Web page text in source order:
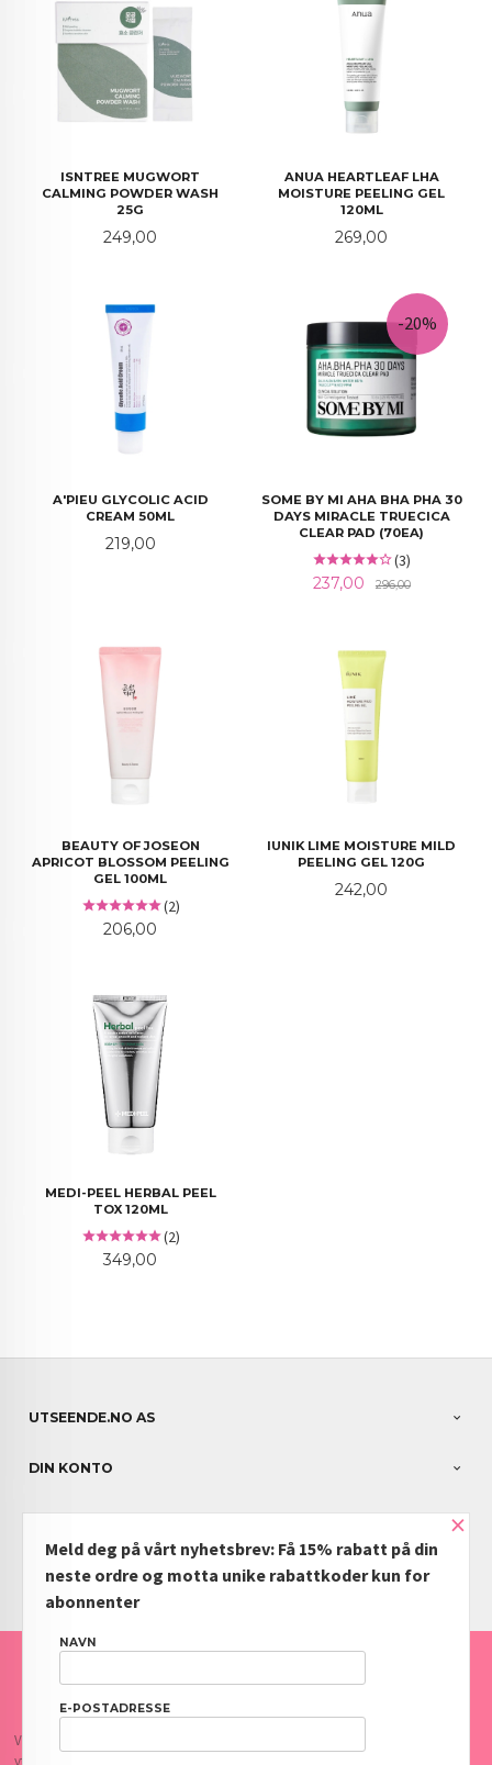
ISNTREE MUGWORT
CALMING POWDER WASH
25G
Pris
249,00
ANUA HEARTLEAF LHA
MOISTURE PEELING GEL
120ML
Pris
269,00
A'PIEU GLYCOLIC ACID
CREAM 50ML
Pris
219,00
SOME BY MI AHA BHA PHA 30
DAYS MIRACLE TRUECICA
CLEAR PAD (70EA)
(3)
Tilbud
237,00 296,00Rabatt
-20%
BEAUTY OF JOSEON
APRICOT BLOSSOM PEELING
GEL 100ML
(2)
Pris
206,00
IUNIK LIME MOISTURE MILD
PEELING GEL 120G
Pris
242,00
MEDI-PEEL HERBAL PEEL
TOX 120ML
(2)
Pris
349,00
UTSEENDE.NO AS
DIN KONTO
NYHETSBREV
PARTNERE
FRAKT KJØPSBETINGELSER SIKKERHET OG PERSONVERN
Vår nettbutikk bruker cookies slik at du får en bedre kjøpsopplevelse og vi kan
×
Meld deg på vårt nyhetsbrev: Få 15% rabatt på din
neste ordre og motta unike rabattkoder kun for
abonnenter
NAVN
E-POSTADRESSE